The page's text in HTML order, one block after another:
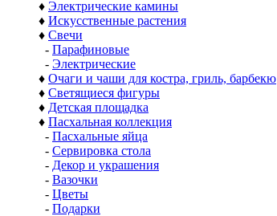
♦ Электрические камины
♦ Искусственные растения
♦ Свечи
- Парафиновые
- Электрические
♦ Очаги и чаши для костра, гриль, барбекю
♦ Светящиеся фигуры
♦ Детская площадка
♦ Пасхальная коллекция
- Пасхальные яйца
- Сервировка стола
- Декор и украшения
- Вазочки
- Цветы
- Подарки